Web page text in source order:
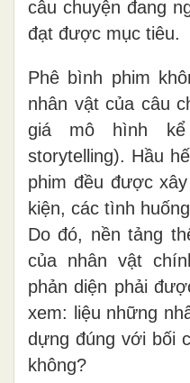
câu chuyện đang
đạt được mục tiêu.
Phê bình phim
nhân vật của câu
giá mô hình kể
storytelling). Hầu
phim đều được
kiện, các tình
Do đó, nền tảng
của nhân vật
phản diện phải
xem: liệu những
dựng đúng với bối
không?